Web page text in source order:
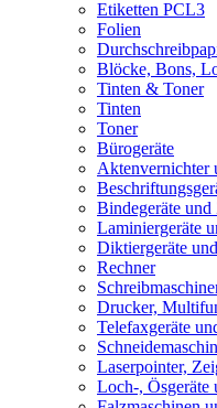
Etiketten PCL3
Folien
Blöcke, Bons,
Tinten & Toner
Tinten
Toner
Bürogeräte
Aktenvernichter
Bindegeräte und
Laminiergeräte
Diktiergeräte
Rechner
Drucker,
Telefaxgeräte
Laserpointer,
Loch-, Ösgeräte